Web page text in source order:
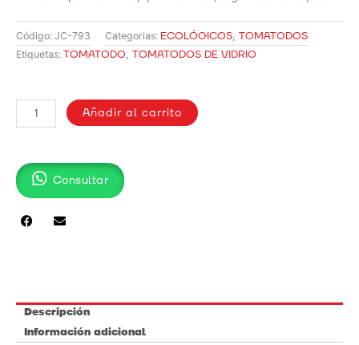
Código: JC-793 Categorias: ECOLÓGICOS, TOMATODOS
Etiquetas: TOMATODO, TOMATODOS DE VIDRIO
VIDRIO
JC-
793
cantidad
Añadir al carrito
Consultar
Descripción
Información adicional